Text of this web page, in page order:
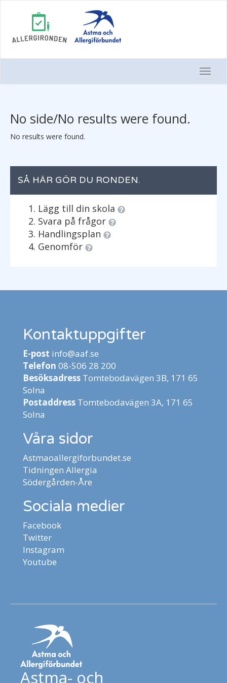
No side/No results were found.
No results were found.
SÅ HÄR GÖR DU RONDEN.
Lägg till din skola
Svara på frågor
Handlingsplan
Genomför
Kontaktuppgifter
E-post info@aaf.se
Telefon 08-506 28 200
Besöksadress Tomtebodavägen 3B, 171 65
Solna
Postaddress Tomtebodavägen 3A, 171 65
Solna
Våra sidor
Astmaoallergiforbundet.se
Tidningen Allergia
Södergården-Åre
Sociala medier
Facebook
Twitter
Instagram
Youtube
Astma- och